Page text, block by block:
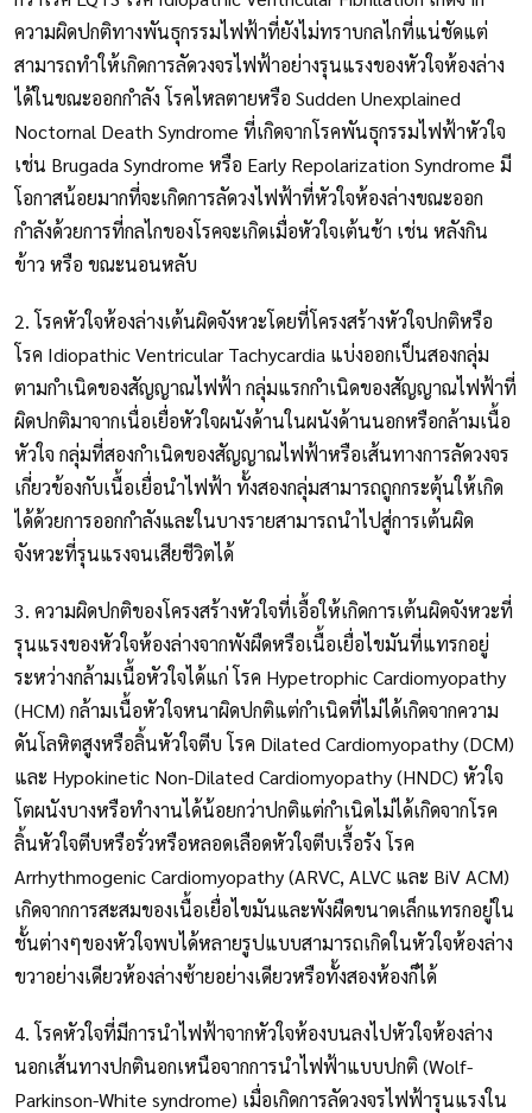
ความผิดปกติทางพันธุกรรมไฟฟ้าที่ยังไม่ทราบกลไกที่แน่ชัดแต่
สามารถทำให้เกิดการลัดวงจรไฟฟ้าอย่างรุนแรงของหัวใจห้องล่าง
ได้ในขณะออกกำลัง โรคไหลตายหรือ Sudden Unexplained
Noctornal Death Syndrome ที่เกิดจากโรคพันธุกรรมไฟฟ้าหัวใจ
เช่น Brugada Syndrome หรือ Early Repolarization Syndrome มี
โอกาสน้อยมากที่จะเกิดการลัดวงไฟฟ้าที่หัวใจห้องล่างขณะออก
กำลังด้วยการที่กลไกของโรคจะเกิดเมื่อหัวใจเต้นช้า เช่น หลังกิน
ข้าว หรือ ขณะนอนหลับ
2. โรคหัวใจห้องล่างเต้นผิดจังหวะโดยที่โครงสร้างหัวใจปกติหรือ
โรค Idiopathic Ventricular Tachycardia แบ่งออกเป็นสองกลุ่ม
ตามกำเนิดของสัญญาณไฟฟ้า กลุ่มแรกกำเนิดของสัญญาณไฟฟ้าที่
ผิดปกติมาจากเนื่อเยื่อหัวใจผนังด้านในผนังด้านนอกหรือกล้ามเนื้อ
หัวใจ กลุ่มที่สองกำเนิดของสัญญาณไฟฟ้าหรือเส้นทางการลัดวงจร
เกี่ยวข้องกับเนื้อเยื่อนำไฟฟ้า ทั้งสองกลุ่มสามารถถูกกระตุ้นให้เกิด
ได้ด้วยการออกกำลังและในบางรายสามารถนำไปสู่การเต้นผิด
จังหวะที่รุนแรงจนเสียชีวิตได้
3. ความผิดปกติของโครงสร้างหัวใจที่เอื้อให้เกิดการเต้นผิดจังหวะที่
รุนแรงของหัวใจห้องล่างจากพังผืดหรือเนื้อเยื่อไขมันที่แทรกอยู่
ระหว่างกล้ามเนื้อหัวใจได้แก่ โรค Hypetrophic Cardiomyopathy
(HCM) กล้ามเนื้อหัวใจหนาผิดปกติแต่กำเนิดที่ไม่ได้เกิดจากความ
ดันโลหิตสูงหรือลิ้นหัวใจตีบ โรค Dilated Cardiomyopathy (DCM)
และ Hypokinetic Non-Dilated Cardiomyopathy (HNDC) หัวใจ
โตผนังบางหรือทำงานได้น้อยกว่าปกติแต่กำเนิดไม่ได้เกิดจากโรค
ลิ้นหัวใจตีบหรือรั่วหรือหลอดเลือดหัวใจตีบเรื้อรัง โรค
Arrhythmogenic Cardiomyopathy (ARVC, ALVC และ BiV ACM)
เกิดจากการสะสมของเนื้อเยื่อไขมันและพังผืดขนาดเล็กแทรกอยู่ใน
ชั้นต่างๆของหัวใจพบได้หลายรูปแบบสามารถเกิดในหัวใจห้องล่าง
ขวาอย่างเดียวห้องล่างซ้ายอย่างเดียวหรือทั้งสองห้องก็ได้
4. โรคหัวใจที่มีการนำไฟฟ้าจากหัวใจห้องบนลงไปหัวใจห้องล่าง
นอกเส้นทางปกตินอกเหนือจากการนำไฟฟ้าแบบปกติ (Wolf-
Parkinson-White syndrome) เมื่อเกิดการลัดวงจรไฟฟ้ารุนแรงใน